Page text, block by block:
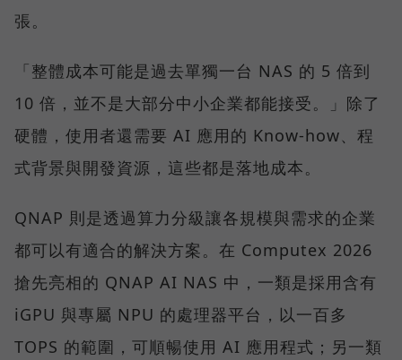
張。
「整體成本可能是過去單獨一台 NAS 的 5 倍到
10 倍，並不是大部分中小企業都能接受。」除了
硬體，使用者還需要 AI 應用的 Know-how、程
式背景與開發資源，這些都是落地成本。
QNAP 則是透過算力分級讓各規模與需求的企業
都可以有適合的解決方案。在 Computex 2026
搶先亮相的 QNAP AI NAS 中，一類是採用含有
iGPU 與專屬 NPU 的處理器平台，以一百多
TOPS 的範圍，可順暢使用 AI 應用程式；另一類